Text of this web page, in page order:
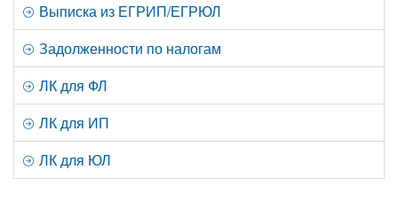
Выписка из ЕГРИП/ЕГРЮЛ
Задолженности по налогам
ЛК для ФЛ
ЛК для ИП
ЛК для ЮЛ